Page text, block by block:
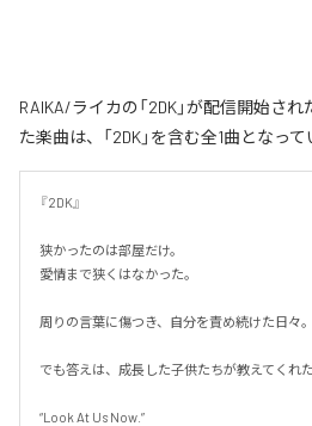
RAIKA/ライカの「2DK」が配信開始さ
た楽曲は、「2DK」を含む全1曲となって
『2DK』
狭かったのは部屋だけ。
愛情まで狭くはなかった。
周りの言葉に傷つき、自分を責め続けた日々。
でも答えは、成長した子供たちが教えてくれた
“Look At Us Now.”